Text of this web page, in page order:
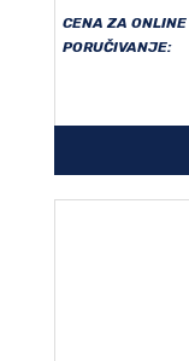
CENA ZA ONLINE
PORUČIVANJE: